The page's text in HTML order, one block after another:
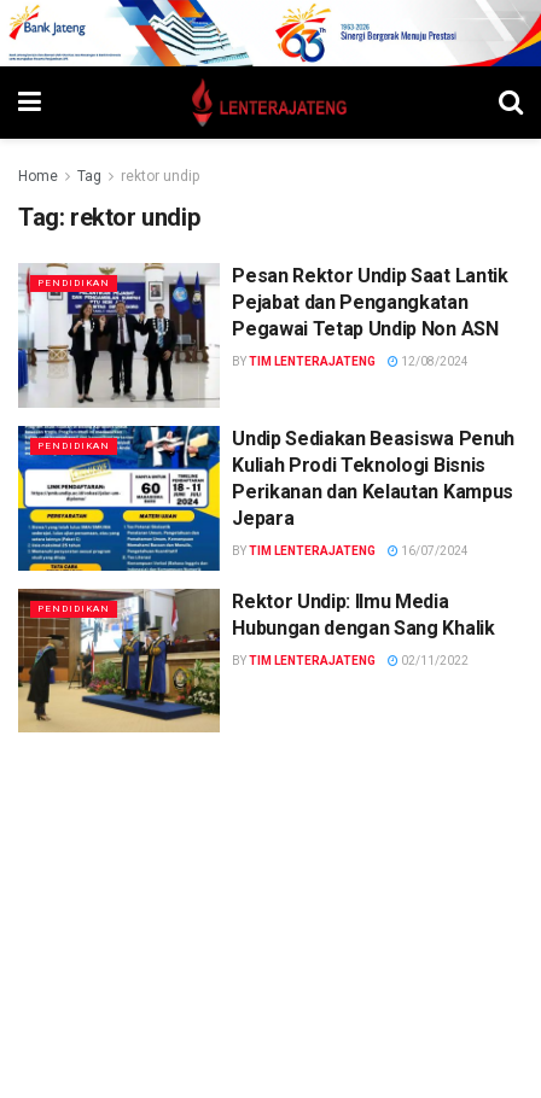
Home Tag rektor undip
Tag: rektor undip
PENDIDIKAN
Pesan Rektor Undip Saat Lantik
Pejabat dan Pengangkatan
Pegawai Tetap Undip Non ASN
BYTIM LENTERAJATENG 12/08/2024
PENDIDIKAN
Undip Sediakan Beasiswa Penuh
Kuliah Prodi Teknologi Bisnis
Perikanan dan Kelautan Kampus
Jepara
BYTIM LENTERAJATENG 16/07/2024
PENDIDIKAN
Rektor Undip: Ilmu Media
Hubungan dengan Sang Khalik
BYTIM LENTERAJATENG 02/11/2022